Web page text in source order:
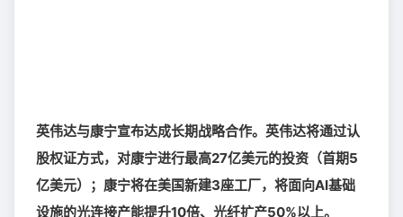
英伟达与康宁宣布达成长期战略合作。英伟达将通过认
股权证方式，对康宁进行最高27亿美元的投资（首期5
亿美元）；康宁将在美国新建3座工厂，将面向AI基础
设施的光连接产能提升10倍、光纤扩产50%以上。